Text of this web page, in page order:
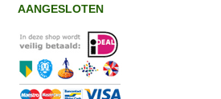
AANGESLOTEN